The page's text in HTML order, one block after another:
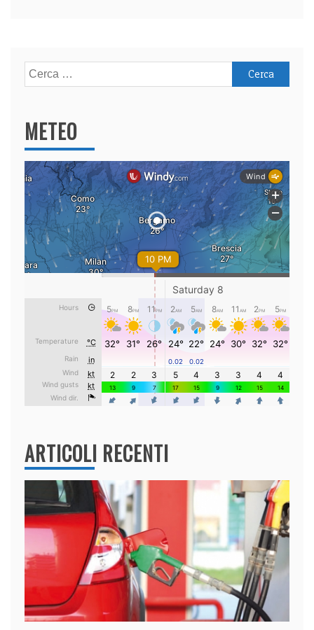
Ricerca
per:
METEO
ARTICOLI RECENTI